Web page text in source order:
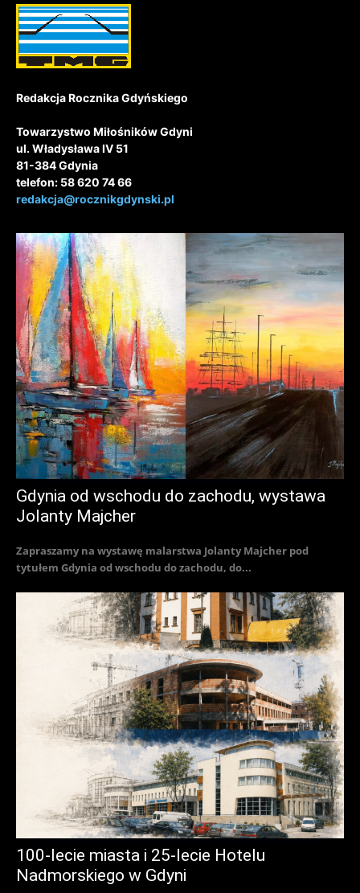
Redakcja Rocznika Gdyńskiego
Towarzystwo Miłośników Gdyni
ul. Władysława IV 51
81-384 Gdynia
telefon: 58 620 74 66
redakcja@rocznikgdynski.pl
Gdynia od wschodu do zachodu, wystawa
Jolanty Majcher
Zapraszamy na wystawę malarstwa Jolanty Majcher pod
tytułem Gdynia od wschodu do zachodu, do...
100-lecie miasta i 25-lecie Hotelu
Nadmorskiego w Gdyni